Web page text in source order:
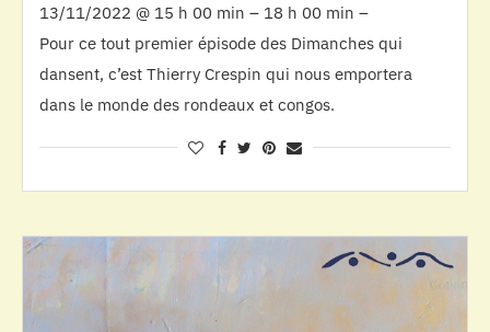
13/11/2022 @ 15 h 00 min – 18 h 00 min –
Pour ce tout premier épisode des Dimanches qui
dansent, c’est Thierry Crespin qui nous emportera
dans le monde des rondeaux et congos.